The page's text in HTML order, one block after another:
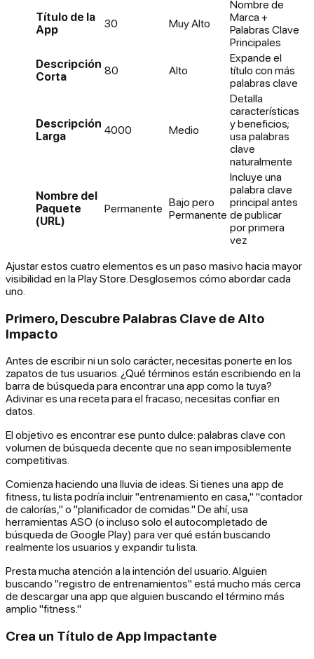
Título de la
App
30 Muy Alto
Nombre de
Marca +
Palabras Clave
Principales
Descripción
Corta
80 Alto
Expande el
título con más
palabras clave
Descripción
Larga
4000 Medio
Detalla
características
y beneficios;
usa palabras
clave
naturalmente
Nombre del
Paquete
(URL)
Permanente Bajo pero
Permanente
Incluye una
palabra clave
principal antes
de publicar
por primera
vez
Ajustar estos cuatro elementos es un paso masivo hacia mayor
visibilidad en la Play Store. Desglosemos cómo abordar cada
uno.
Primero, Descubre Palabras Clave de Alto
Impacto
Antes de escribir ni un solo carácter, necesitas ponerte en los
zapatos de tus usuarios. ¿Qué términos están escribiendo en la
barra de búsqueda para encontrar una app como la tuya?
Adivinar es una receta para el fracaso; necesitas confiar en
datos.
El objetivo es encontrar ese punto dulce: palabras clave con
volumen de búsqueda decente que no sean imposiblemente
competitivas.
Comienza haciendo una lluvia de ideas. Si tienes una app de
fitness, tu lista podría incluir "entrenamiento en casa," "contador
de calorías," o "planificador de comidas." De ahí, usa
herramientas ASO (o incluso solo el autocompletado de
búsqueda de Google Play) para ver qué están buscando
realmente los usuarios y expandir tu lista.
Presta mucha atención a la intención del usuario. Alguien
buscando "registro de entrenamientos" está mucho más cerca
de descargar una app que alguien buscando el término más
amplio "fitness."
Crea un Título de App Impactante